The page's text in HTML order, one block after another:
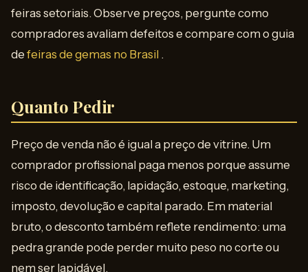
feiras setoriais. Observe preços, pergunte como
compradores avaliam defeitos e compare com o guia
de feiras de gemas no Brasil .
Quanto Pedir
Preço de venda não é igual a preço de vitrine. Um
comprador profissional paga menos porque assume
risco de identificação, lapidação, estoque, marketing,
imposto, devolução e capital parado. Em material
bruto, o desconto também reflete rendimento: uma
pedra grande pode perder muito peso no corte ou
nem ser lapidável.